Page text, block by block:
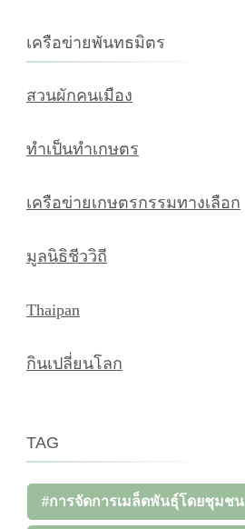
เครือข่ายพันทธมิตร
สวนผักคนเมือง
ทำเป็นทำเกษตร
เครือข่ายเกษตรกรรมทางเลือก
มูลนิธิชีววิถี
Thaipan
กินเปลี่ยนโลก
TAG
#การจัดการเมล็ดพันธุ์โดยชุมชน